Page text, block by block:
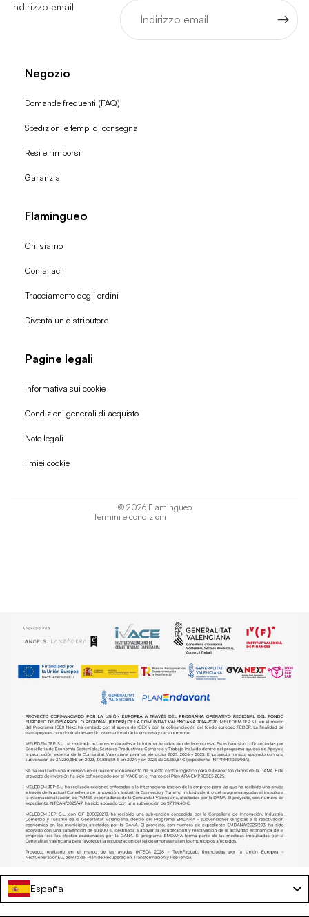
Indirizzo email
Negozio
Domande frequenti (FAQ)
Spedizioni e tempi di consegna
Resi e rimborsi
Garanzia
Flamingueo
Chi siamo
Contattaci
Tracciamento degli ordini
Diventa un distributore
Pagine legali
Informativa sui cookie
Condizioni generali di acquisto
Note legali
I miei cookie
© 2026 Flamingueo
Termini e condizioni
Politica di rimborso
España